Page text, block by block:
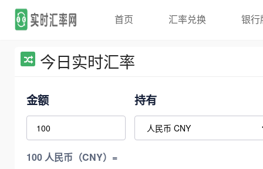
首页 汇率兑换 银行
今日实时汇率
金额 持有
100 人民币（CNY）=